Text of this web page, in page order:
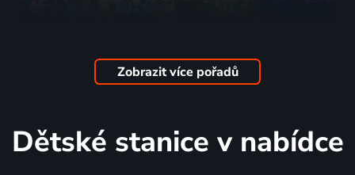
2023 | USA, Kanada, Japonsko | Animovaný, Akční, Komedie, Rodinný, Science Fiction 2018-2024 | USA | Animovaný, Dobrodružný, Drama, Fantasy, Komedie, Pohádka, Rodinný, Akční, Science Fiction
Zobrazit více pořadů
Dětské stanice v nabídce